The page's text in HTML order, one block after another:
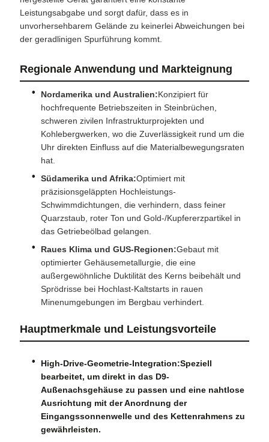
Leistungsabgabe und sorgt dafür, dass es in
unvorhersehbarem Gelände zu keinerlei Abweichungen bei
der geradlinigen Spurführung kommt.
Regionale Anwendung und Markteignung
Nordamerika und Australien:Konzipiert für
hochfrequente Betriebszeiten in Steinbrüchen,
schweren zivilen Infrastrukturprojekten und
Kohlebergwerken, wo die Zuverlässigkeit rund um die
Uhr direkten Einfluss auf die Materialbewegungsraten
hat.
Südamerika und Afrika:Optimiert mit
präzisionsgeläppten Hochleistungs-
Schwimmdichtungen, die verhindern, dass feiner
Quarzstaub, roter Ton und Gold-/Kupfererzpartikel in
das Getriebeölbad gelangen.
Raues Klima und GUS-Regionen:Gebaut mit
optimierter Gehäusemetallurgie, die eine
außergewöhnliche Duktilität des Kerns beibehält und
Sprödrisse bei Hochlast-Kaltstarts in rauen
Minenumgebungen im Bergbau verhindert.
Hauptmerkmale und Leistungsvorteile
High-Drive-Geometrie-Integration:Speziell
bearbeitet, um direkt in das D9-
Außenachsgehäuse zu passen und eine nahtlose
Ausrichtung mit der Anordnung der
Eingangssonnenwelle und des Kettenrahmens zu
gewährleisten.